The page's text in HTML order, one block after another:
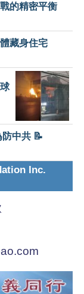
的精密平衡
藏身住宅
中共 📝
Inc.